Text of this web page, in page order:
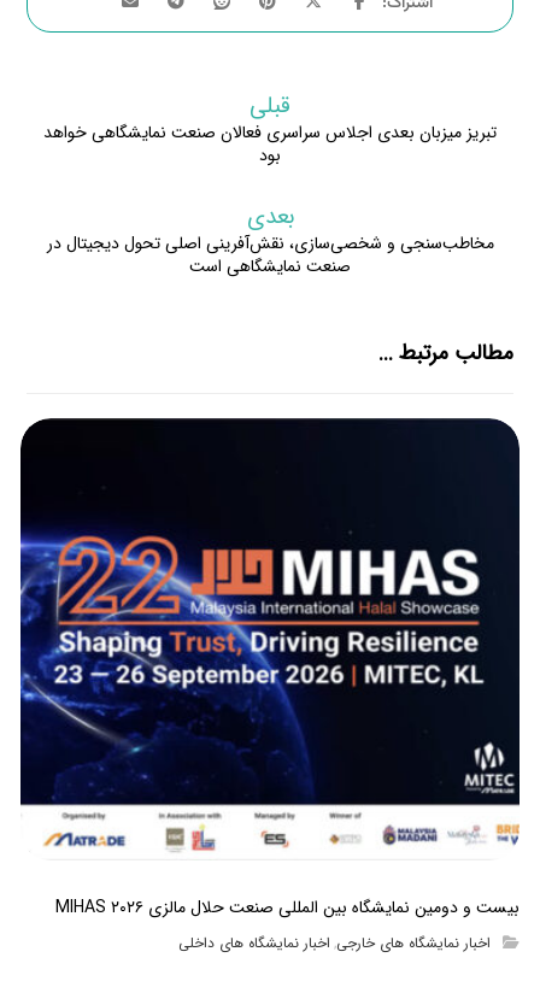
قبلی
تبریز میزبان بعدی اجلاس سراسری فعالان صنعت نمایشگاهی خواهد
بود
بعدی
مخاطب‌سنجی و شخصی‌سازی، نقش‌آفرینی اصلی تحول دیجیتال در
صنعت نمایشگاهی است
مطالب مرتبط ...
بیست و دومین نمایشگاه بین المللی صنعت حلال مالزی MIHAS ۲۰۲۶
اخبار نمایشگاه های خارجی, اخبار نمایشگاه های داخلی